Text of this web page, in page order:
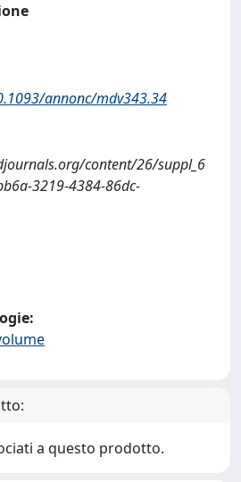
annonc/mdv343.34
content/26/suppl_6
3219-4384-86dc-
a questo prodotto.